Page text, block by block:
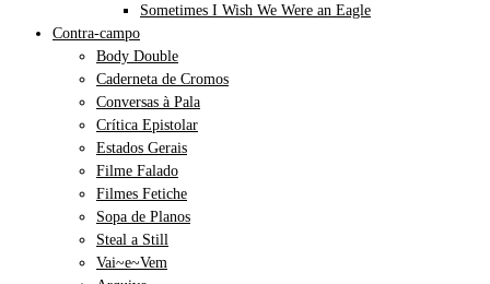
Sometimes I Wish We Were an Eagle
Contra-campo
Body Double
Caderneta de Cromos
Conversas à Pala
Crítica Epistolar
Estados Gerais
Filme Falado
Filmes Fetiche
Sopa de Planos
Steal a Still
Vai~e~Vem